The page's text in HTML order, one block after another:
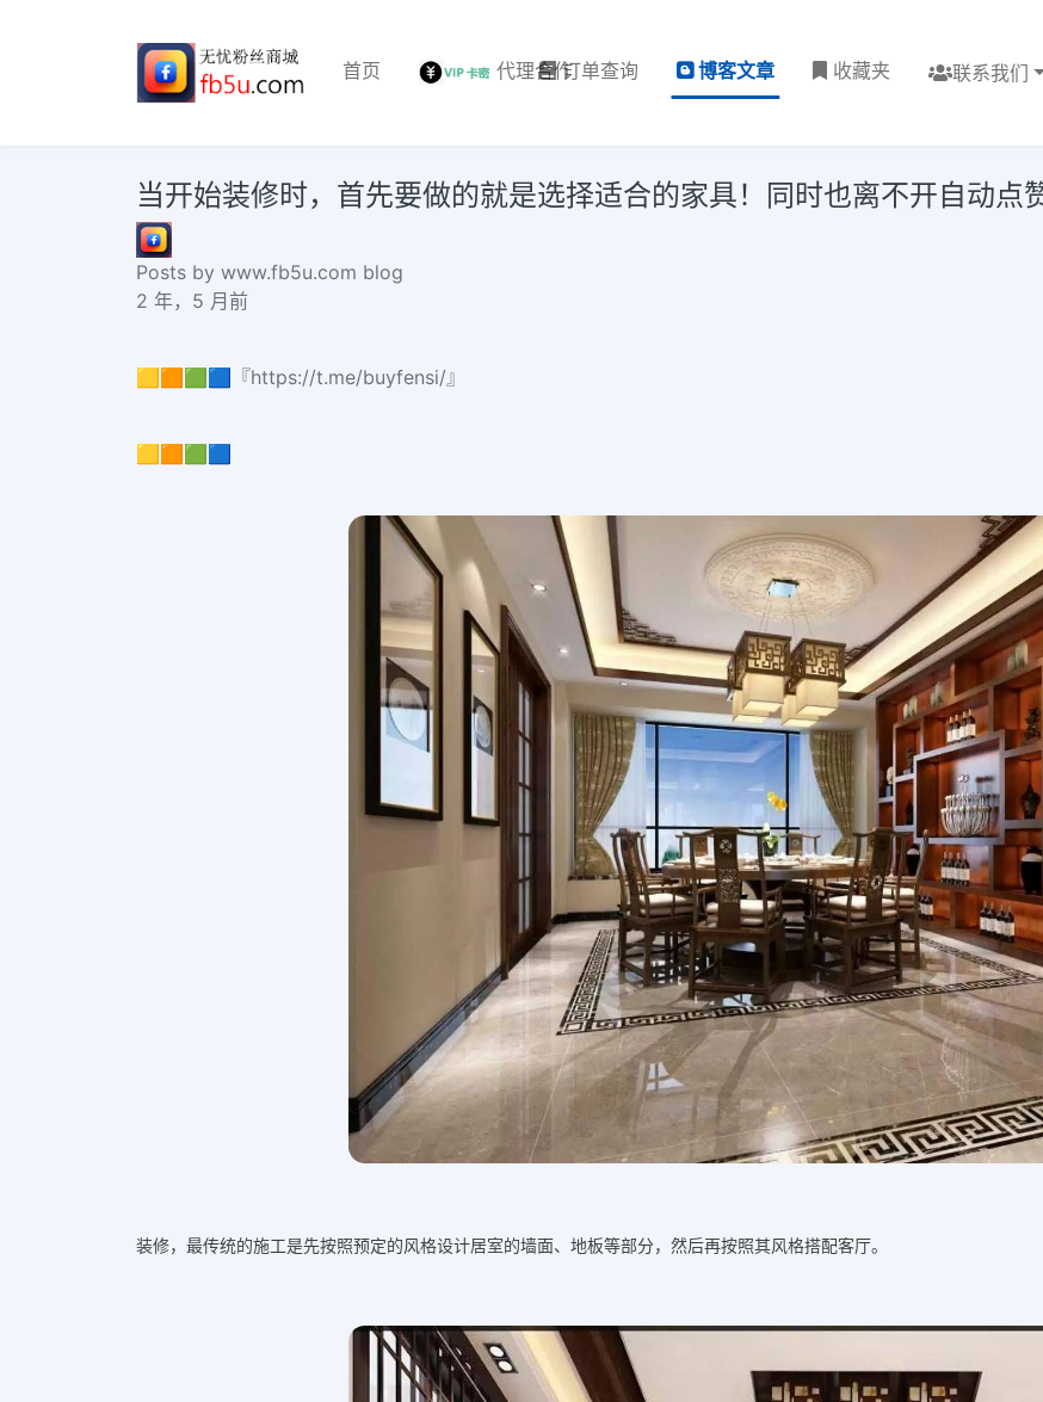
首页 代理合作订单查询 博客文章 收藏夹 联系我们
当开始装修时，首先要做的就是选择适合的家具！同时也离不开自动点
Posts by www.fb5u.com blog
2 年，5 月前
🟨🟧🟩🟦『https://t.me/buyfensi/』
🟨🟧🟩🟦
装修，最传统的施工是先按照预定的风格设计居室的墙面、地板等部分，然后再按照其风格搭配客厅。